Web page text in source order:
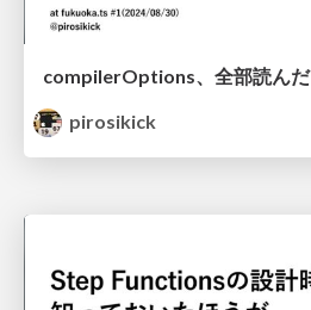
compilerOptions、全部読んだ
pirosikick